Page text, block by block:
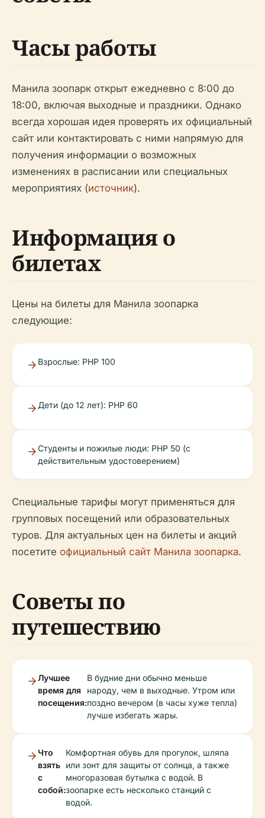
Часы работы
Манила зоопарк открыт ежедневно с 8:00 до
18:00, включая выходные и праздники. Однако
всегда хорошая идея проверять их официальный
сайт или контактировать с ними напрямую для
получения информации о возможных
изменениях в расписании или специальных
мероприятиях (источник).
Информация о
билетах
Цены на билеты для Манила зоопарка
следующие:
Взрослые: PHP 100
Дети (до 12 лет): PHP 60
Студенты и пожилые люди: PHP 50 (с
действительным удостоверением)
Специальные тарифы могут применяться для
групповых посещений или образовательных
туров. Для актуальных цен на билеты и акций
посетите официальный сайт Манила зоопарка.
Советы по
путешествию
Лучшее
время для
посещения:
В будние дни обычно меньше
народу, чем в выходные. Утром или
поздно вечером (в часы хуже тепла)
лучше избегать жары.
Что
взять
с
собой:
Комфортная обувь для прогулок, шляпа
или зонт для защиты от солнца, а также
многоразовая бутылка с водой. В
зоопарке есть несколько станций с
водой.